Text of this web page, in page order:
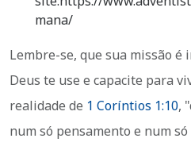
mana/
Lembre-se, que sua missão
Deus te use e capacite para
realidade de 1 Coríntios 1:10,
num só pensamento e num só